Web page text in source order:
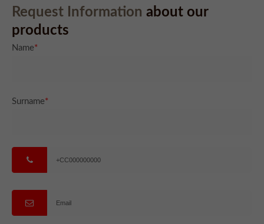
Request Information about our
products
Name*
Surname*